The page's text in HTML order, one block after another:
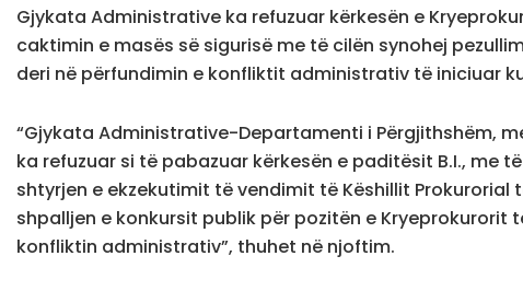
Gjykata Administrative ka refuzuar kërkesën e
caktimin e masës së sigurisë me të cilën synohej
deri në përfundimin e konfliktit administrativ të iniciuar
“Gjykata Administrative-Departamenti i Përgjithshëm,
ka refuzuar si të pabazuar kërkesën e paditësit B.I., me
shtyrjen e ekzekutimit të vendimit të Këshillit Prokurorial
shpalljen e konkursit publik për pozitën e
konfliktin administrativ”, thuhet në njoftim.